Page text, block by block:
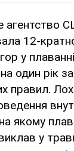
агентство
12-
у
один рік
правил.
на якому
у